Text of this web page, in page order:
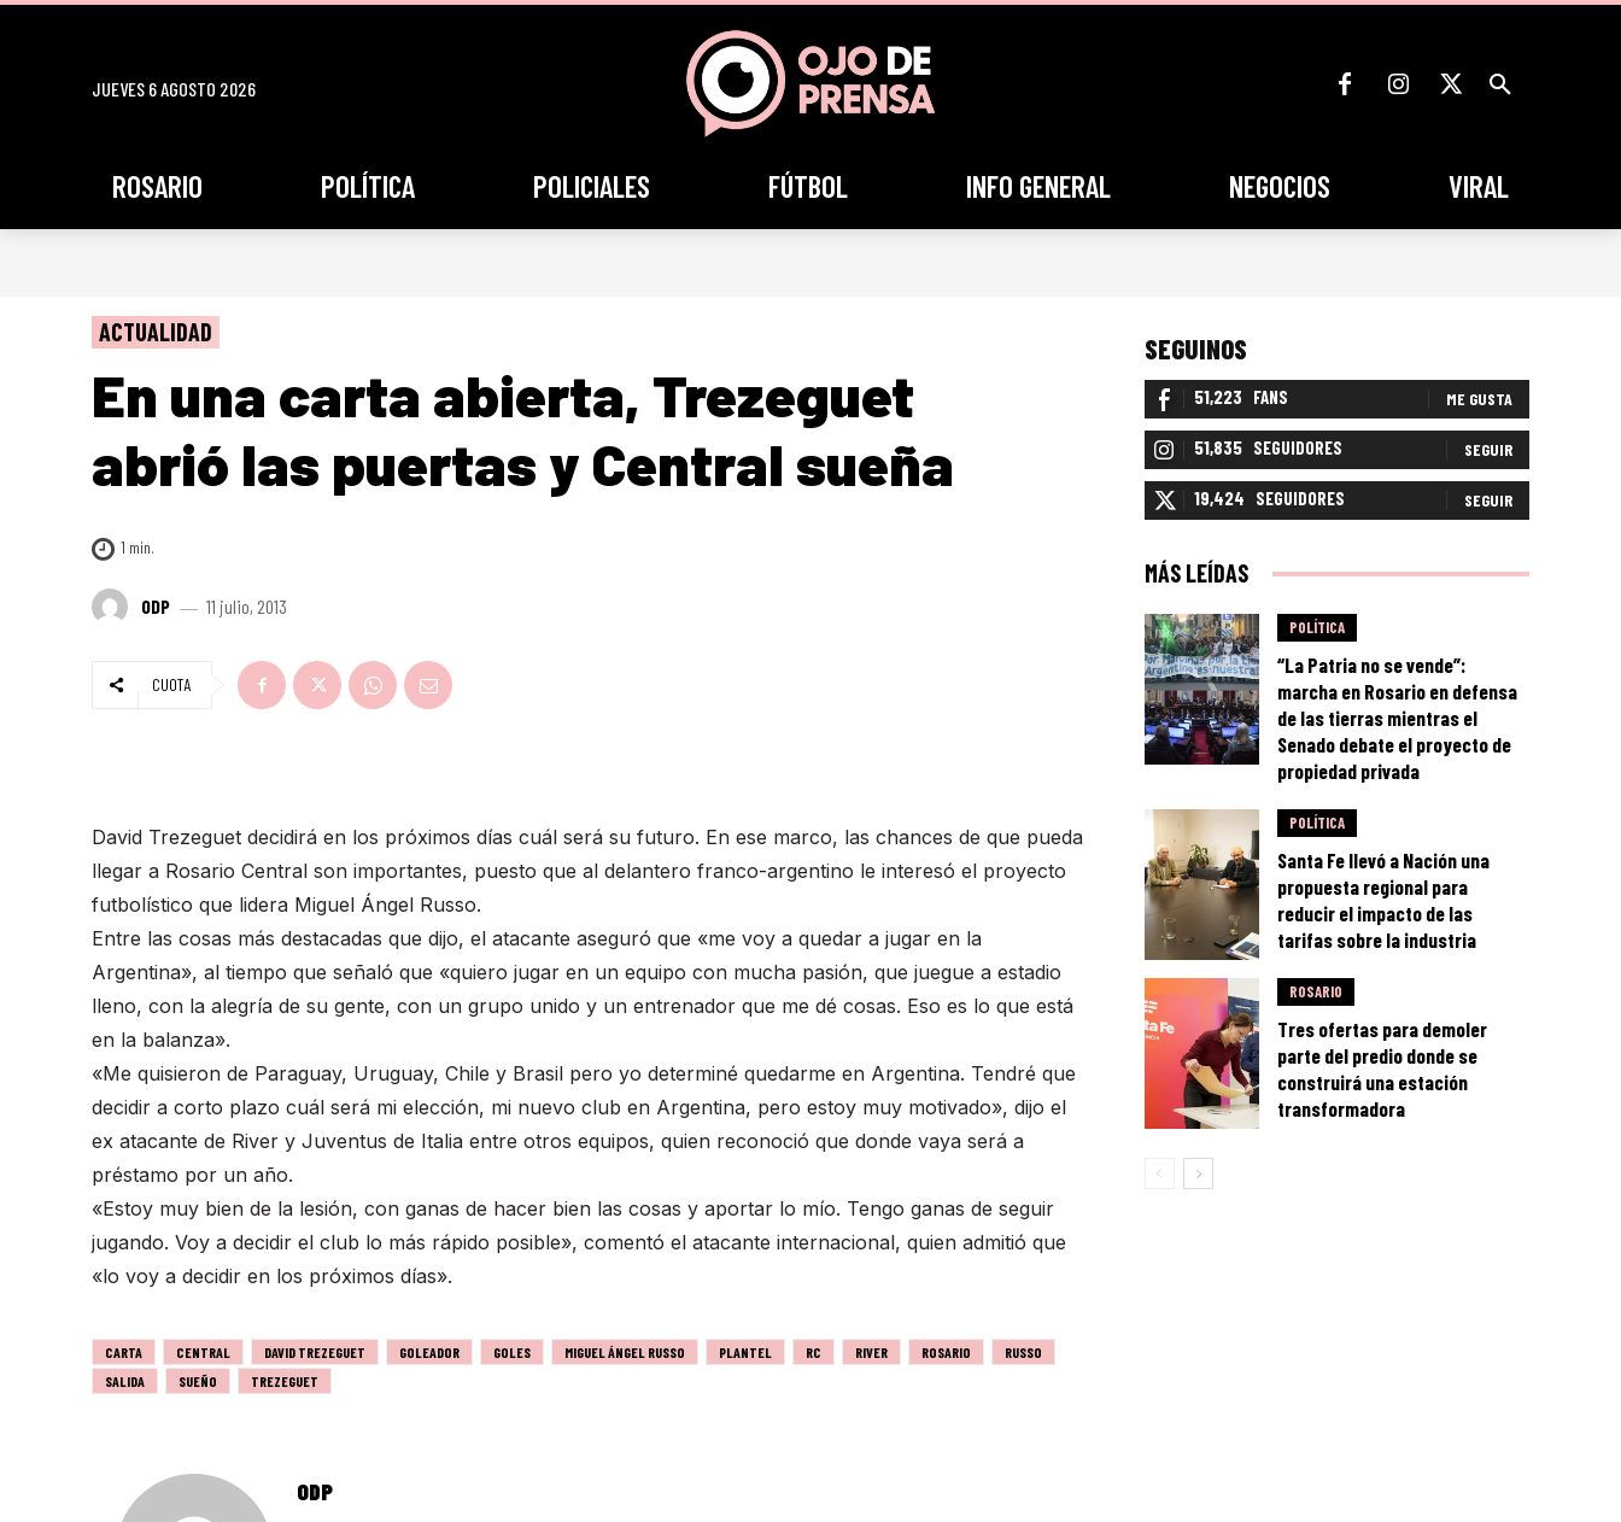
JUEVES 6 AGOSTO 2026
ROSARIO POLÍTICA POLICIALES FÚTBOL INFO GENERAL NEGOCIOS VIRAL
ACTUALIDAD
En una carta abierta, Trezeguet
abrió las puertas y Central sueña
1 min.
ODP 11 julio, 2013
CUOTA
David Trezeguet decidirá en los próximos días cuál será su futuro. En ese marco, las chances de que pueda
llegar a Rosario Central son importantes, puesto que al delantero franco-argentino le interesó el proyecto
futbolístico que lidera Miguel Ángel Russo.
Entre las cosas más destacadas que dijo, el atacante aseguró que «me voy a quedar a jugar en la
Argentina», al tiempo que señaló que «quiero jugar en un equipo con mucha pasión, que juegue a estadio
lleno, con la alegría de su gente, con un grupo unido y un entrenador que me dé cosas. Eso es lo que está
en la balanza».
«Me quisieron de Paraguay, Uruguay, Chile y Brasil pero yo determiné quedarme en Argentina. Tendré que
decidir a corto plazo cuál será mi elección, mi nuevo club en Argentina, pero estoy muy motivado», dijo el
ex atacante de River y Juventus de Italia entre otros equipos, quien reconoció que donde vaya será a
préstamo por un año.
«Estoy muy bien de la lesión, con ganas de hacer bien las cosas y aportar lo mío. Tengo ganas de seguir
jugando. Voy a decidir el club lo más rápido posible», comentó el atacante internacional, quien admitió que
«lo voy a decidir en los próximos días».
CARTA CENTRAL DAVID TREZEGUET GOLEADOR GOLES MIGUEL ÁNGEL RUSSO PLANTEL RC RIVER ROSARIO
RUSSO
SALIDA
SUEÑO TREZEGUET
ODP
SEGUINOS
51,223 FANS ME GUSTA
51,835 SEGUIDORES SEGUIR
19,424 SEGUIDORES SEGUIR
MÁS LEÍDAS
POLÍTICA
“La Patria no se vende”:
marcha en Rosario en defensa
de las tierras mientras el
Senado debate el proyecto de
propiedad privada
POLÍTICA
Santa Fe llevó a Nación una
propuesta regional para
reducir el impacto de las
tarifas sobre la industria
ROSARIO
Tres ofertas para demoler
parte del predio donde se
construirá una estación
transformadora